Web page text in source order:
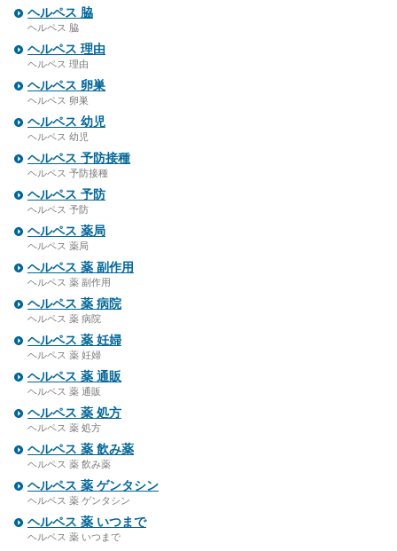
ヘルペス 脇
ヘルペス 脇
ヘルペス 理由
ヘルペス 理由
ヘルペス 卵巣
ヘルペス 卵巣
ヘルペス 幼児
ヘルペス 幼児
ヘルペス 予防接種
ヘルペス 予防接種
ヘルペス 予防
ヘルペス 予防
ヘルペス 薬局
ヘルペス 薬局
ヘルペス 薬 副作用
ヘルペス 薬 副作用
ヘルペス 薬 病院
ヘルペス 薬 病院
ヘルペス 薬 妊婦
ヘルペス 薬 妊婦
ヘルペス 薬 通販
ヘルペス 薬 通販
ヘルペス 薬 処方
ヘルペス 薬 処方
ヘルペス 薬 飲み薬
ヘルペス 薬 飲み薬
ヘルペス 薬 ゲンタシン
ヘルペス 薬 ゲンタシン
ヘルペス 薬 いつまで
ヘルペス 薬 いつまで